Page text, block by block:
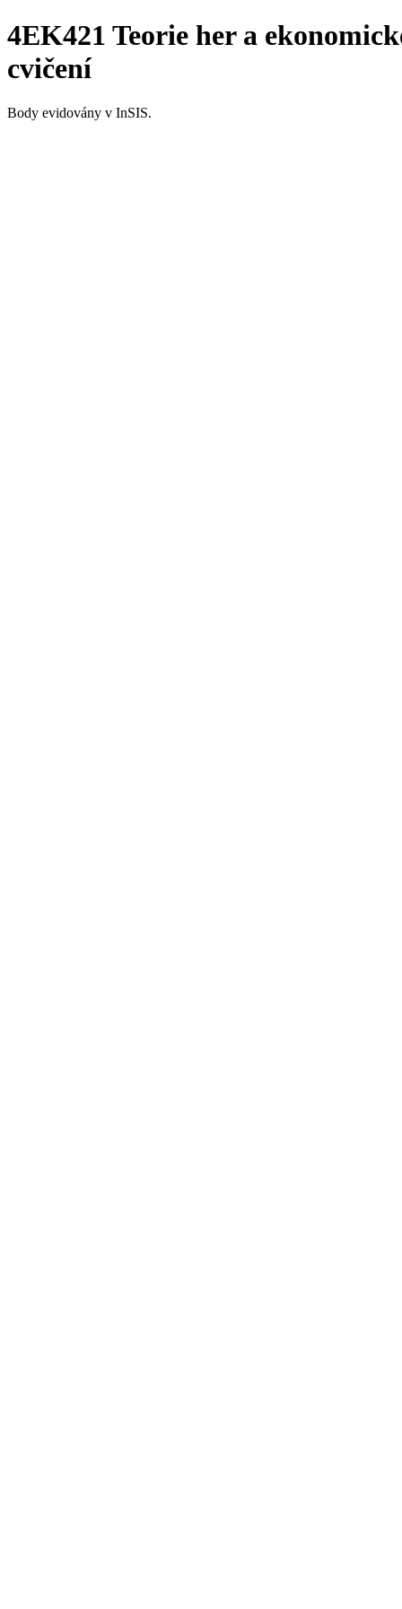
4EK421 Teorie her a
cvičení
Body evidovány v InSIS.